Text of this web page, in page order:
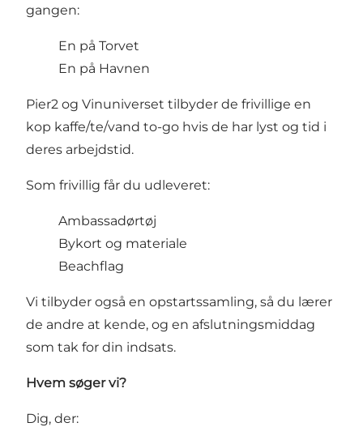
gangen:
En på Torvet
En på Havnen
Pier2 og Vinuniverset tilbyder de frivillige en
kop kaffe/te/vand to-go hvis de har lyst og tid i
deres arbejdstid.
Som frivillig får du udleveret:
Ambassadørtøj
Bykort og materiale
Beachflag
Vi tilbyder også en opstartssamling, så du lærer
de andre at kende, og en afslutningsmiddag
som tak for din indsats.
Hvem søger vi?
Dig, der: